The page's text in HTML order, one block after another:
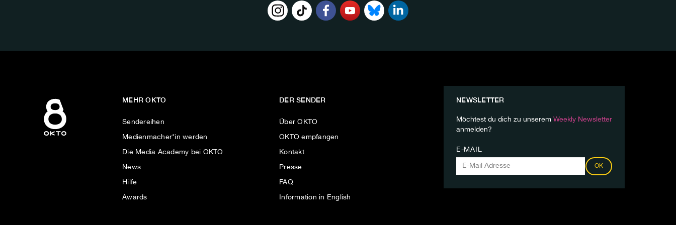
MEHR OKTO
Sendereihen
Medienmacher*in werden
Die Media Academy bei OKTO
News
Hilfe
Awards
DER SENDER
Über OKTO
OKTO empfangen
Kontakt
Presse
FAQ
Information in English
NEWSLETTER
Möchtest du dich zu unserem Weekly Newsletter
anmelden?
E-MAIL
OK